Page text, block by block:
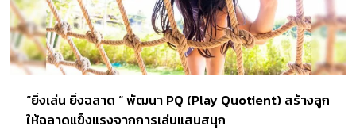
“ยิ่งเล่น ยิ่งฉลาด “ พัฒนา PQ (Play Quotient) สร้างลูก
ให้ฉลาดแข็งแรงจากการเล่นแสนสนุก